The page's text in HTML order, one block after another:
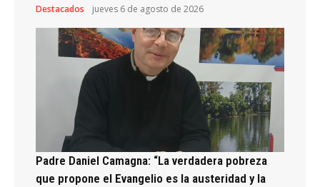
Destacados jueves 6 de agosto de 2026
Padre Daniel Camagna: “La verdadera pobreza
que propone el Evangelio es la austeridad y la